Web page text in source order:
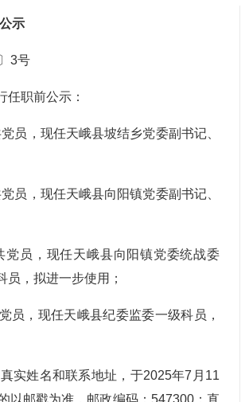
示
3号
职前公示：
员，现任天峨县坡结乡党委副书记、
员，现任天峨县向阳镇党委副书记、
党员，现任天峨县向阳镇党委统战委
，拟进一步使用；
员，现任天峨县纪委监委一级科员，
姓名和联系地址，于2025年7月11
以邮戳为准，邮政编码：547300；直